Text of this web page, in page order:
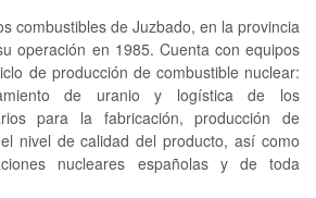
combustibles de Juzbado, en la provincia
operación en 1985. Cuenta con equipos
de producción de combustible nuclear:
de uranio y logística de los
para la fabricación, producción de
nivel de calidad del producto, así como
nucleares españolas y de toda